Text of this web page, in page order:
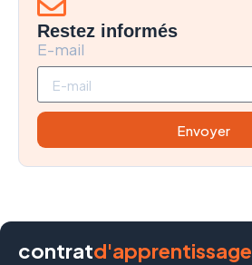
Restez informés
E-mail
Envoyer
contratd'apprentissage